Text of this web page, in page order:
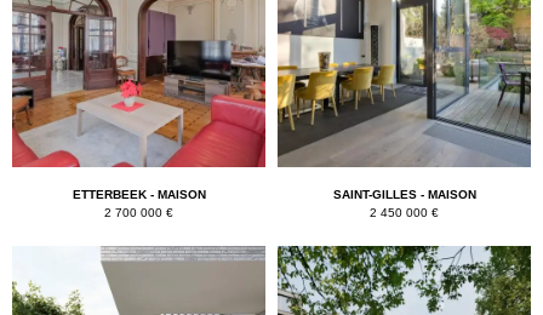
ETTERBEEK - MAISON
2 700 000 €
SAINT-GILLES - MAISON
2 450 000 €